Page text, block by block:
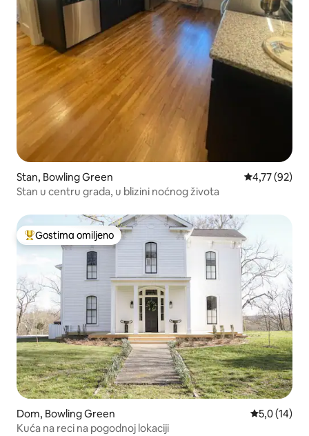
Stan, Bowling Green Prosečna
4,77 (92)
Stan u centru grada, u blizini noćnog života
Najuspešniji među gostima omiljenim
Gostima omiljeno
Dom, Bowling Green Prosečna
5,0 (14)
Kuća na reci na pogodnoj lokaciji